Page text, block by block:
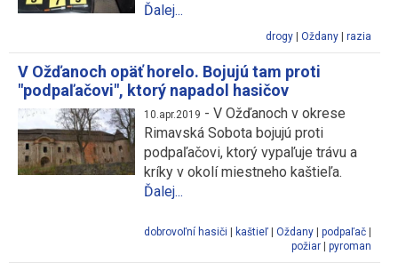
Ďalej...
drogy Oždany razia
V Ožďanoch opäť horelo. Bojujú tam proti
"podpaľačovi", ktorý napadol hasičov
10.apr.2019 - V Ožďanoch v okrese
Rimavská Sobota bojujú proti
podpaľačovi, ktorý vypaľuje trávu a
kríky v okolí miestneho kaštieľa.
Ďalej...
dobrovoľní hasiči kaštieľ Oždany podpaľač
požiar
pyroman